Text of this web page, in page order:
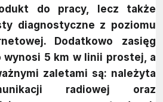
do pracy, lecz także
diagnostyczne z poziomu
Dodatkowo zasięg
wynosi 5 km w linii prostej, a
zaletami są: należyta
radiowej oraz